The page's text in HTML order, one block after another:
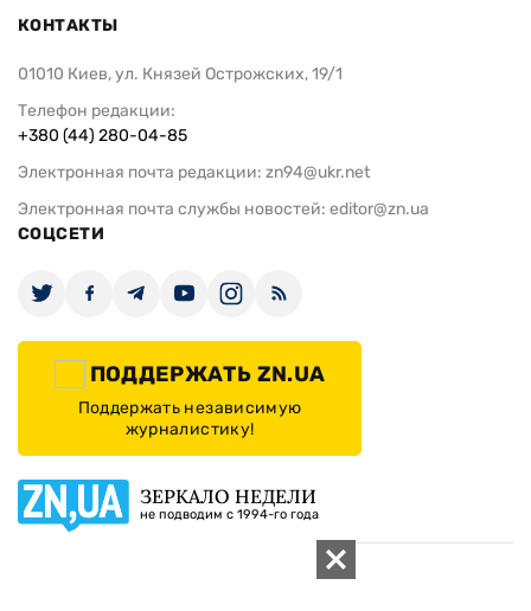
КОНТАКТЫ
01010 Киев, ул. Князей Острожских, 19/1
Телефон редакции:
+380 (44) 280-04-85
Электронная почта редакции: zn94@ukr.net
Электронная почта службы новостей: editor@zn.ua
СОЦСЕТИ
ПОДДЕРЖАТЬ ZN.UA
Поддержать независимую
журналистику!
ЗЕРКАЛО НЕДЕЛИ
не подводим с 1994-го года